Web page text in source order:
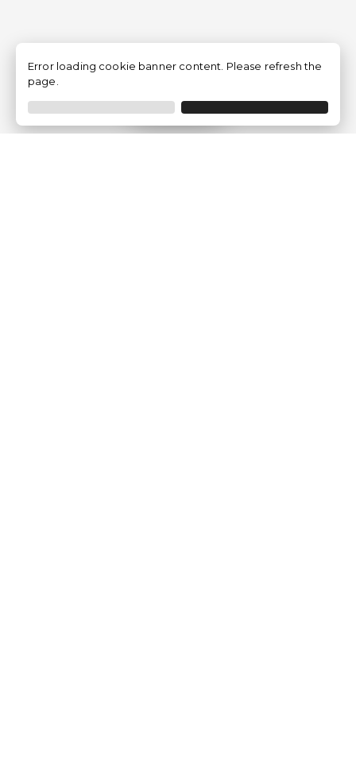
Filtrar
Error loading cookie banner content. Please refresh the
page.